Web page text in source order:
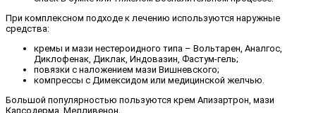
При комплексном подходе к лечению используются наружные
средства:
кремы и мази нестероидного типа – Вольтарен, Аналгос,
Диклофенак, Диклак, Индовазин, Фастум-гель;
повязки с наложением мази Вишневского;
компрессы с Димексидом или медицинской желчью.
Большой популярностью пользуются крем Апизартрон, мази
Капсодерма, Мелливенон.